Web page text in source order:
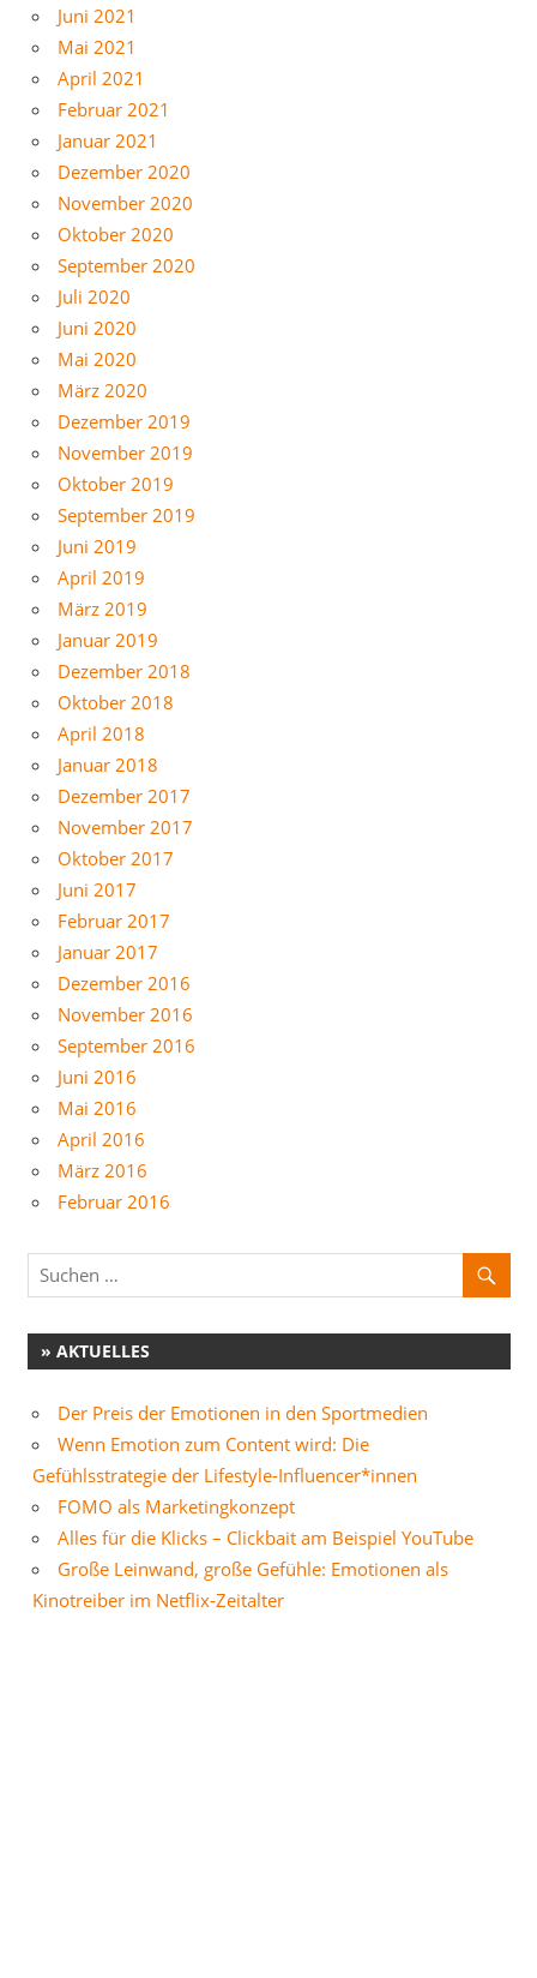
Juni 2021
Mai 2021
April 2021
Februar 2021
Januar 2021
Dezember 2020
November 2020
Oktober 2020
September 2020
Juli 2020
Juni 2020
Mai 2020
März 2020
Dezember 2019
November 2019
Oktober 2019
September 2019
Juni 2019
April 2019
März 2019
Januar 2019
Dezember 2018
Oktober 2018
April 2018
Januar 2018
Dezember 2017
November 2017
Oktober 2017
Juni 2017
Februar 2017
Januar 2017
Dezember 2016
November 2016
September 2016
Juni 2016
Mai 2016
April 2016
März 2016
Februar 2016
» AKTUELLES
Der Preis der Emotionen in den Sportmedien
Wenn Emotion zum Content wird: Die
Gefühlsstrategie der Lifestyle-Influencer*innen
FOMO als Marketingkonzept
Alles für die Klicks – Clickbait am Beispiel YouTube
Große Leinwand, große Gefühle: Emotionen als
Kinotreiber im Netflix-Zeitalter